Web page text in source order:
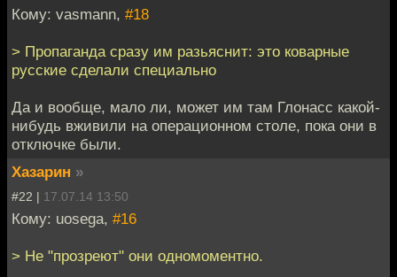
Кому: vasmann, #18
> Пропаганда сразу им разьяснит: это коварные
русские сделали специально
Да и вообще, мало ли, может им там Глонасс какой-
нибудь вживили на операционном столе, пока они в
отключке были.
Хазарин »
#22 | 17.07.14 13:50
Кому: uosega, #16
> Не "прозреют" они одномоментно.